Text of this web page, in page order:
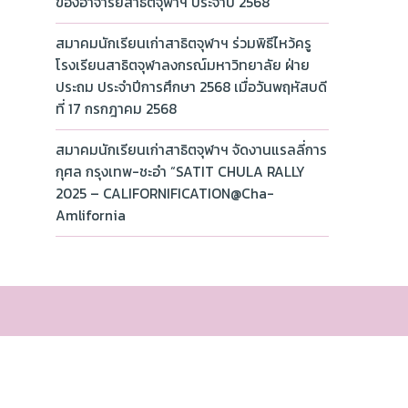
สมาคมนักเรียนเก่าสาธิตจุฬาฯ ร่วมพิธีไหว้ครู
โรงเรียนสาธิตจุฬาลงกรณ์มหาวิทยาลัย ฝ่าย
ประถม ประจำปีการศึกษา 2568 เมื่อวันพฤหัสบดี
ที่ 17 กรกฎาคม 2568
สมาคมนักเรียนเก่าสาธิตจุฬาฯ จัดงานแรลลี่การ
กุศล กรุงเทพ-ชะอำ “SATIT CHULA RALLY
2025 – CALIFORNIFICATION@Cha-
Amlifornia